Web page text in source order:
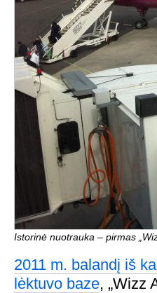
Istorinė nuotrauka – pirmas
2011 m. balandį iš
lėktuvo baze, „Wizz